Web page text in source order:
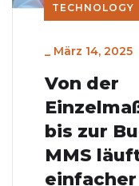
TECHNOLOGY
_ März 14, 2025
Von der
bis zur
MMS
einfacher